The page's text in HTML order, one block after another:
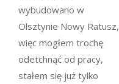
wybudowano w
Olsztynie Nowy Ratusz,
więc mogłem trochę
odetchnąć od pracy,
stałem się już tylko